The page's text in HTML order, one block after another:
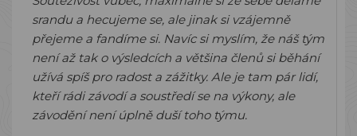
srandu a hecujeme se, ale jinak si vzájemně
přejeme a fandíme si. Navíc si myslím, že náš tým
není až tak o výsledcích a většina členů si běhání
užívá spíš pro radost a zážitky. Ale je tam pár lidí,
kteří rádi závodí a soustředí se na výkony, ale
závodění není úplně duší toho týmu.